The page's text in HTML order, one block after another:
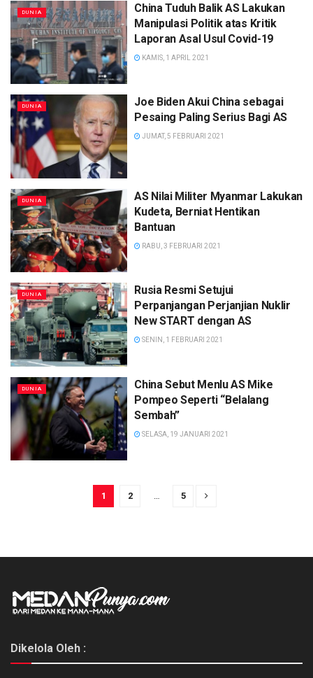
DUNIA
China Tuduh Balik AS Lakukan
Manipulasi Politik atas Kritik
Laporan Asal Usul Covid-19
KAMIS, 1 APRIL 2021
DUNIA
Joe Biden Akui China sebagai
Pesaing Paling Serius Bagi AS
JUMAT, 5 FEBRUARI 2021
DUNIA
AS Nilai Militer Myanmar Lakukan
Kudeta, Berniat Hentikan
Bantuan
RABU, 3 FEBRUARI 2021
DUNIA
Rusia Resmi Setujui
Perpanjangan Perjanjian Nuklir
New START dengan AS
SENIN, 1 FEBRUARI 2021
DUNIA
China Sebut Menlu AS Mike
Pompeo Seperti “Belalang
Sembah”
SELASA, 19 JANUARI 2021
1 2 … 5
Dikelola Oleh :